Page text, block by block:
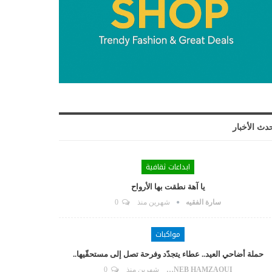
الأخبار
ابداعات ثقافية
يا آهة نطقت بها الأرواح
سارة الفقيه شهرين منذ
مواكبات
حملة أضاحي العيد.. عطاء يتجدّد وفرحة تصل إلى مستحقّيها..
ZAYNEB HAMZAOUI شهرين منذ 0